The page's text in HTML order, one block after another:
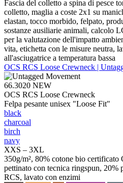
Fascia del colletto a spina di pesce
colletto, maglia a coste 2x1 su
elastan, tocco morbido, felpato,
sostanze ausiliarie animali, calcolo
per la valutazione dell'impatto
vita, etichetta con le misure neutra,
all'asciugatrice a temperatura bassa
OCS RCS Loose Crewneck |
66.3020 NEW
OCS RCS Loose Crewneck
Felpa pesante unisex "Loose Fit"
black
charcoal
birch
navy
XXS – 3XL
350g/m², 80% cotone bio certificato
pettinato con tecnica ringspun, 20%
RCS, lavato con enzimi